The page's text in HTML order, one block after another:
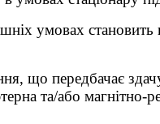
умовах
що передбачає здачу
та/або